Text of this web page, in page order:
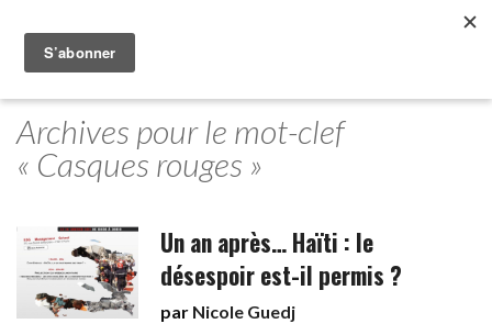
Archives pour le mot-clef
« Casques rouges »
Un an après… Haïti : le
désespoir est-il permis ?
par Nicole Guedj